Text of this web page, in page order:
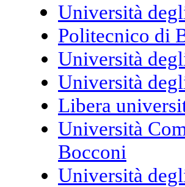
Università
Politecnico di
Università
Università
Libera
Università
Bocconi
Università